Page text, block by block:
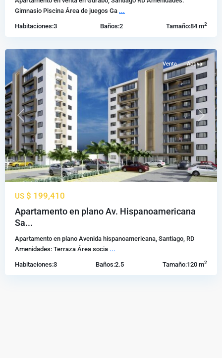
Gimnasio Piscina Área de juegos Ga ...
Habitaciones:3 Baños:2 Tamaño:84 m2
Santiago
los
Previous Next
Venta Activa
US $ 199,410
Apartamento en plano Av. Hispanoamericana
Sa...
Apartamento en plano Avenida hispanoamericana, Santiago, RD
Amenidades: Terraza Área socia ...
Habitaciones:3 Baños:2.5 Tamaño:120 m2